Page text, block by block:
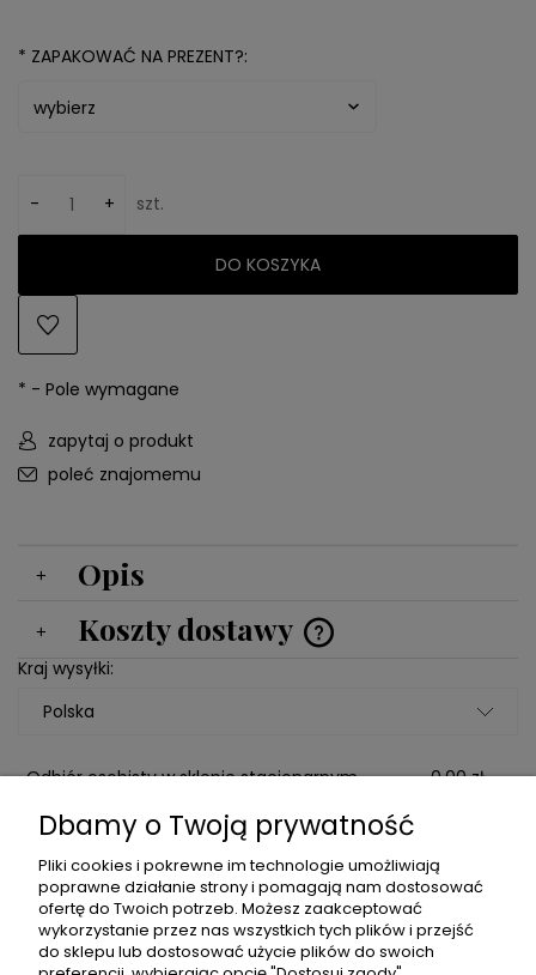
* ZAPAKOWAĆ NA PREZENT?:
- + szt.
DO KOSZYKA
* - Pole wymagane
zapytaj o produkt
poleć znajomemu
Opis
Koszty dostawy
Cena nie zawiera ewentualnych kosztów płatności
Kraj wysyłki:
Odbiór osobisty w sklepie stacjonarnym
0,00 zł
Domówienie do poprzedniego zamówienia
((Proszę o dodanie w komentarzu numeru
zamówienia))
Paczkomaty 16,00 zł
Dbamy o Twoją prywatność
Pliki cookies i pokrewne im technologie umożliwiają
poprawne działanie strony i pomagają nam dostosować
ofertę do Twoich potrzeb. Możesz zaakceptować
wykorzystanie przez nas wszystkich tych plików i przejść
do sklepu lub dostosować użycie plików do swoich